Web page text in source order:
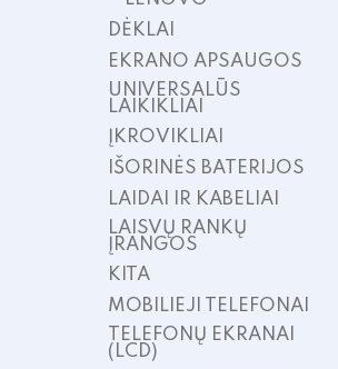
DĖKLAI
EKRANO APSAUGOS
UNIVERSALŪS
LAIKIKLIAI
ĮKROVIKLIAI
IŠORINĖS BATERIJOS
LAIDAI IR KABELIAI
LAISVŲ RANKŲ
ĮRANGOS
KITA
MOBILIEJI TELEFONAI
TELEFONŲ EKRANAI
(LCD)